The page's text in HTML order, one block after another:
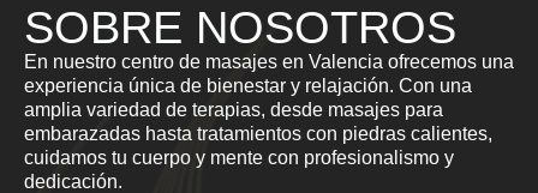
SOBRE NOSOTROS
En nuestro centro de masajes en Valencia ofrecemos una
experiencia única de bienestar y relajación. Con una
amplia variedad de terapias, desde masajes para
embarazadas hasta tratamientos con piedras calientes,
cuidamos tu cuerpo y mente con profesionalismo y
dedicación.